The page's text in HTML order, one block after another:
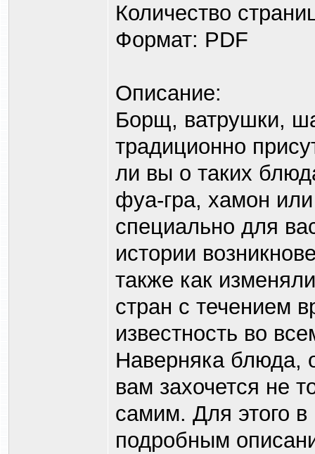
Количество
Формат: PDF
Описание:
Борщ, ватрушки,
традиционно
ли вы о таких
фуа-гра, хамон
специально для
истории
также как
стран с течением
известность во
Наверняка блюда,
вам захочется не
самим. Для этого
подробным